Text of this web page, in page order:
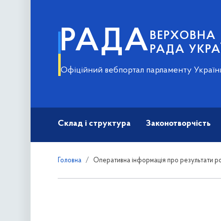
РАДА ВЕРХОВНА
РАДА
Офіційний вебпортал парламенту
Склад і структура Законотворчість
Головна Оперативна інформація про результати